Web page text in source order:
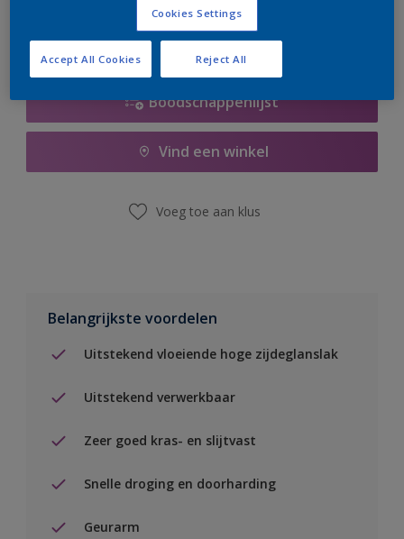
Boodschappenlijst
Vind een winkel
Voeg toe aan klus
Belangrijkste voordelen
Uitstekend vloeiende hoge zijdeglanslak
Uitstekend verwerkbaar
Zeer goed kras- en slijtvast
Snelle droging en doorharding
Geurarm
Cookies Settings
Reject All
Accept All Cookies